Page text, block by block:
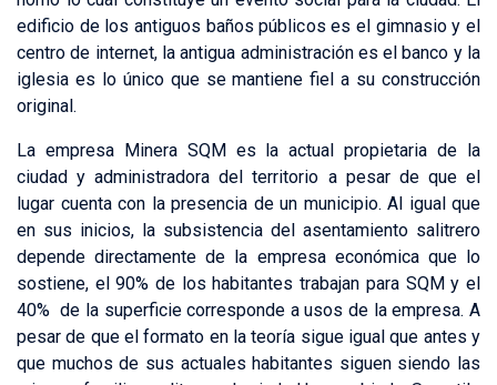
edificio de los antiguos baños públicos es el gimnasio y el
centro de internet, la antigua administración es el banco y la
iglesia es lo único que se mantiene fiel a su construcción
original.
La empresa Minera SQM es la actual propietaria de la
ciudad y administradora del territorio a pesar de que el
lugar cuenta con la presencia de un municipio. Al igual que
en sus inicios, la subsistencia del asentamiento salitrero
depende directamente de la empresa económica que lo
sostiene, el 90% de los habitantes trabajan para SQM y el
40% de la superficie corresponde a usos de la empresa. A
pesar de que el formato en la teoría sigue igual que antes y
que muchos de sus actuales habitantes siguen siendo las